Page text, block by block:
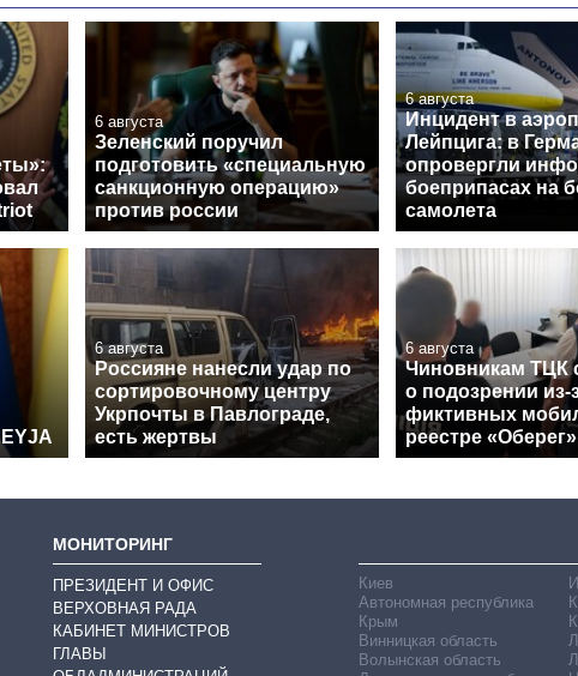
6 августа
Зеленский поручил
подготовить «специальную
санкционную операцию»
против россии
6 августа
Инцидент в
Лейпцига: в
опровергли
боеприпасах на
самолета
6 августа
Россияне нанесли удар по
сортировочному центру
Укрпочты в Павлограде,
есть жертвы
6 августа
Чиновникам ТЦК
о подозрении из-
фиктивных
реестре «Оберег»
МОНИТОРИНГ
ПРЕЗИДЕНТ И ОФИС
ВЕРХОВНАЯ РАДА
КАБИНЕТ МИНИСТРОВ
ГЛАВЫ
Киев
Автономная республика
Крым
Винницкая область
Волынская область